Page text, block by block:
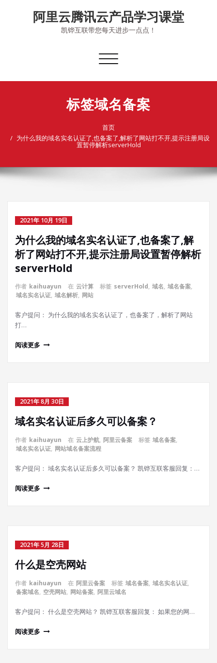
阿里云腾讯云产品学习课堂
凯铧互联带您每天进步一点点！
切
导
标签域名备案
首页
为什么我的域名实名认证了,也备案了,解析了网站打不开,提示注册局设
置暂停解析serverHold
2021年 10月 19日
为什么我的域名实名认证了,也备案了,解
析了网站打不开,提示注册局设置暂停解析
serverHold
作者 kaihuayun 在 云计算 标签 serverHold, 域名, 域名备案,
域名实名认证, 域名解析, 网站
客户提问： 为什么我的域名实名认证了，也备案了，解析了网站
打…
阅读更多
2021年 8月 30日
域名实名认证后多久可以备案？
作者 kaihuayun 在 云上护航, 阿里云备案 标签 域名备案,
域名实名认证, 网站域名备案流程
客户提问： 域名实名认证后多久可以备案？ 凯铧互联客服回复：…
阅读更多
2021年 5月 28日
什么是空壳网站
作者 kaihuayun 在 阿里云备案 标签 域名备案, 域名实名认证,
备案域名, 空壳网站, 网站备案, 阿里云域名
客户提问： 什么是空壳网站？ 凯铧互联客服回复： 如果您的网…
阅读更多